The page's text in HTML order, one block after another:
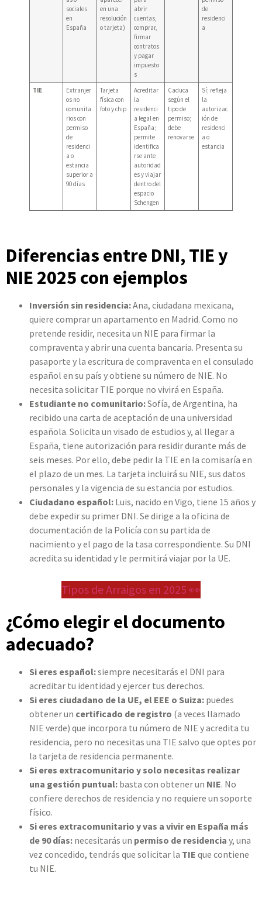
sociales
en
España
en una
resolución
o tarjeta)
abrir
cuentas,
comprar,
firmar
contratos
y pagar
impuesto
s
de
residenci
a
TIE
Extranjer
os no
comunita
rios con
permiso
de
residenci
a o
estancia
superior a
90 días
Tarjeta
física con
foto y chip
Acreditar
la
residenci
a legal en
España;
permite
identifica
rse ante
autoridad
es y viajar
dentro del
espacio
Schengen
Caduca
según el
tipo de
permiso;
debe
renovarse
Sí; refleja
la
autorizac
ión de
residenci
a o
estancia
Diferencias entre DNI, TIE y
NIE 2025 con ejemplos
Inversión sin residencia:Ana, ciudadana mexicana,
quiere comprar un apartamento en Madrid. Como no
pretende residir, necesita un NIE para firmar la
compraventa y abrir una cuenta bancaria. Presenta su
pasaporte y la escritura de compraventa en el consulado
español en su país y obtiene su número de NIE. No
necesita solicitar TIE porque no vivirá en España.
Estudiante no comunitario:Sofía, de Argentina, ha
recibido una carta de aceptación de una universidad
española. Solicita un visado de estudios y, al llegar a
España, tiene autorización para residir durante más de
seis meses. Por ello, debe pedir la TIE en la comisaría en
el plazo de un mes. La tarjeta incluirá su NIE, sus datos
personales y la vigencia de su estancia por estudios.
Ciudadano español: Luis, nacido en Vigo, tiene 15 años y
debe expedir su primer DNI. Se dirige a la oficina de
documentación de la Policía con su partida de
nacimiento y el pago de la tasa correspondiente. Su DNI
acredita su identidad y le permitirá viajar por la UE.
Tipos de Arraigos en 2025 👀
¿Cómo elegir el documento
adecuado?
Si eres español:siempre necesitarás el DNI para
acreditar tu identidad y ejercer tus derechos.
Si eres ciudadano de la UE, el EEE o Suiza: puedes
obtener un certificado de registro (a veces llamado
NIE verde) que incorpora tu número de NIE y acredita tu
residencia, pero no necesitas una TIE salvo que optes por
la tarjeta de residencia permanente.
Si eres extracomunitario y solo necesitas realizar
una gestión puntual: basta con obtener un NIE. No
confiere derechos de residencia y no requiere un soporte
físico.
Si eres extracomunitario y vas a vivir en España más
de 90 días: necesitarás un permiso de residencia y, una
vez concedido, tendrás que solicitar la TIE que contiene
tu NIE.